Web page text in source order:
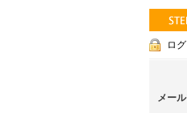
ロ
メー